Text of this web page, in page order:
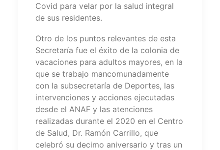
Covid para velar por la salud integral
de sus residentes.
Otro de los puntos relevantes de esta
Secretaría fue el éxito de la colonia de
vacaciones para adultos mayores, en la
que se trabajo mancomunadamente
con la subsecretaría de Deportes, las
intervenciones y acciones ejecutadas
desde el ANAF y las atenciones
realizadas durante el 2020 en el Centro
de Salud, Dr. Ramón Carrillo, que
celebró su decimo aniversario y tras un